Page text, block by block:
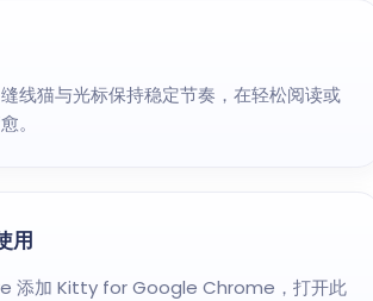
线猫与光标保持稳定节奏，在轻松阅读或
。
用
添加 Kitty for Google Chrome，打开此